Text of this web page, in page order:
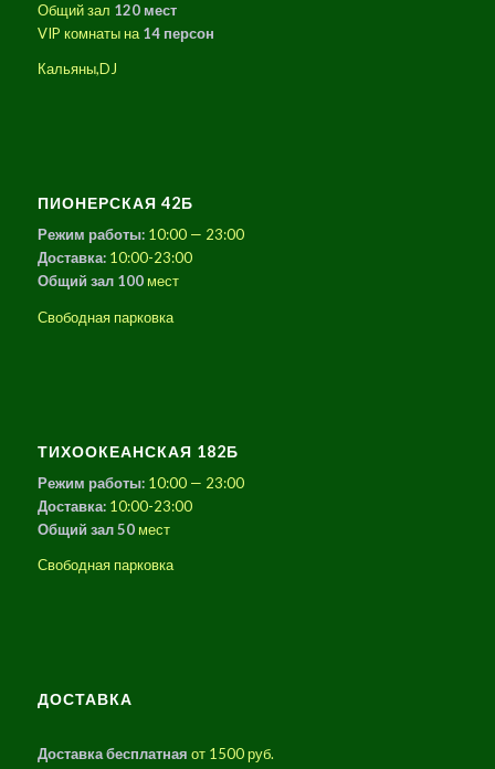
Общий зал 120 мест
VIP комнаты на 14 персон
Кальяны,DJ
ПИОНЕРСКАЯ 42Б
Режим работы:10:00 — 23:00
Доставка:10:00-23:00
Общий зал 100мест
Свободная парковка
ТИХООКЕАНСКАЯ 182Б
Режим работы:10:00 — 23:00
Доставка:10:00-23:00
Общий зал 50мест
Свободная парковка
ДОСТАВКА
Доставка бесплатная от 1500 руб.